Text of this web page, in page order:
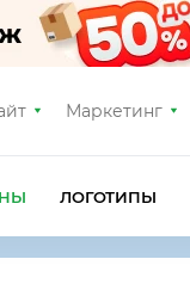
Маркетинг
ЛОГОТИПЫ